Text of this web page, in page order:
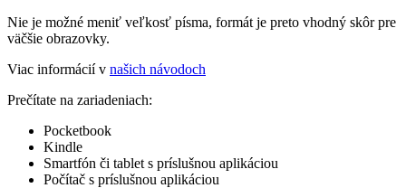
Nie je možné meniť veľkosť písma, formát je preto vhodný skôr pre
väčšie obrazovky.
Viac informácií v našich návodoch
Prečítate na zariadeniach:
Pocketbook
Kindle
Smartfón či tablet s príslušnou aplikáciou
Počítač s príslušnou aplikáciou